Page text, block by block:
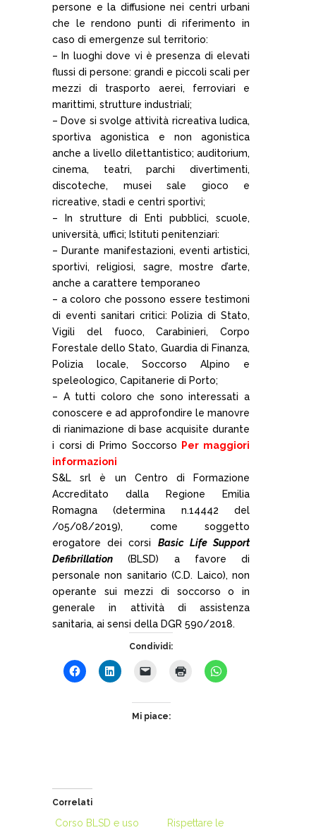
persone e la diffusione nei centri urbani
che le rendono punti di riferimento in
caso di emergenze sul territorio:
– In luoghi dove vi è presenza di elevati
flussi di persone: grandi e piccoli scali per
mezzi di trasporto aerei, ferroviari e
marittimi, strutture industriali;
– Dove si svolge attività ricreativa ludica,
sportiva agonistica e non agonistica
anche a livello dilettantistico; auditorium,
cinema, teatri, parchi divertimenti,
discoteche, musei sale gioco e
ricreative, stadi e centri sportivi;
– In strutture di Enti pubblici, scuole,
università, uffici; Istituti penitenziari:
– Durante manifestazioni, eventi artistici,
sportivi, religiosi, sagre, mostre d’arte,
anche a carattere temporaneo
– a coloro che possono essere testimoni
di eventi sanitari critici: Polizia di Stato,
Vigili del fuoco, Carabinieri, Corpo
Forestale dello Stato, Guardia di Finanza,
Polizia locale, Soccorso Alpino e
speleologico, Capitanerie di Porto;
– A tutti coloro che sono interessati a
conoscere e ad approfondire le manovre
di rianimazione di base acquisite durante
i corsi di Primo Soccorso
Per maggiori
informazioni
S&L srl è un Centro di Formazione
Accreditato dalla Regione Emilia
Romagna (determina n.14442 del
/05/08/2019), come soggetto
erogatore dei corsi Basic Life Support
Defibrillation (BLSD) a favore di
personale non sanitario (C.D. Laico), non
operante sui mezzi di soccorso o in
generale in attività di assistenza
sanitaria, ai sensi della DGR 590/2018.
Condividi:
Mi piace:
Correlati
Corso BLSD e uso
Rispettare le